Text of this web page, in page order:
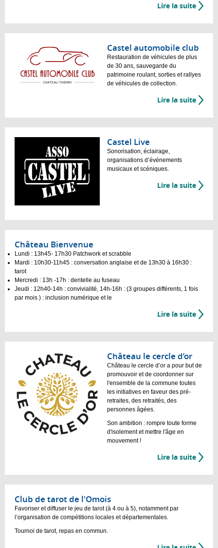
Lire la suite
Castel automobile club
Restauration de véhicules de plus
de 30 ans, sauvegarde du
patrimoine roulant, sorties et rallyes
de véhicules de collection.
Lire la suite
Castel Live
Sonorisation, éclairage,
organisations d’événements
musicaux et scéniques.
Lire la suite
Château Bienvenue
Lundi : 13h45- 17h30 Patchwork et scrabble
Mardi : 10h30-11h45 : conversation anglaise et de 13h30 à 16h30 :
tarot
Mercredi : 13h -17h : dentelle au fuseau
Jeudi : 12h40-14h : convivialité, 14h-16h : (3 groupes différents, 1 fois
par mois ) : inclusion numérique et le
Lire la suite
Château le cercle d’or
Château le cercle d’or a pour but de
promouvoir et de coordonner sur
l'ensemble de la commune toutes
les initiatives en faveur des pré-
retraites, des retraités, des
personnes âgées.
Son ambition : rompre toute forme
d'isolement et mettre l'âge en
mouvement !
Lire la suite
Club de tarot de l'Omois
Favoriser et diffuser le jeu de tarot (à 4 ou à 5), notamment par
l’organisation de compétitions locales et départementales.
Tournoi de tarot, repas en commun.